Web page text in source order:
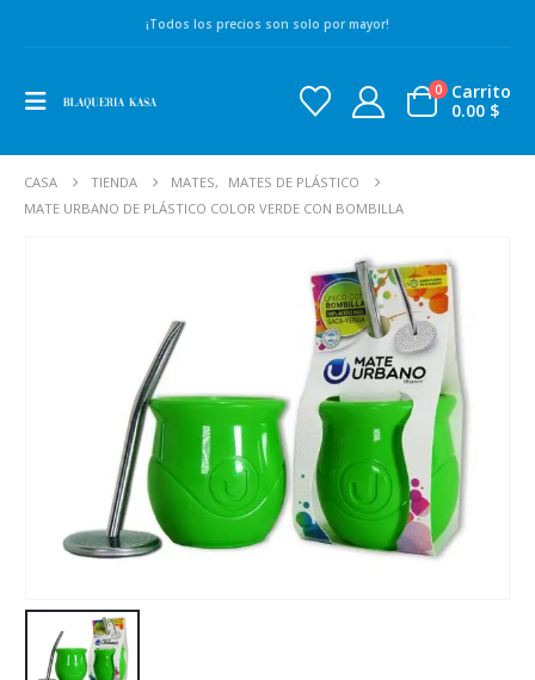
¡Todos los precios son solo por mayor!
0
Carrito
0.00 $
CASA TIENDA MATES,
MATES DE PLÁSTICO
MATE URBANO DE PLÁSTICO COLOR VERDE CON BOMBILLA